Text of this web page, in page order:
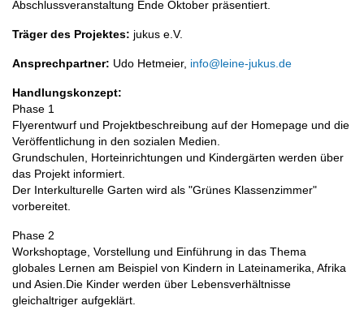
Abschlussveranstaltung Ende Oktober präsentiert.
Träger des Projektes: jukus e.V.
Ansprechpartner: Udo Hetmeier, info@leine-jukus.de
Handlungskonzept:
Phase 1
Flyerentwurf und Projektbeschreibung auf der Homepage und die
Veröffentlichung in den sozialen Medien.
Grundschulen, Horteinrichtungen und Kindergärten werden über
das Projekt informiert.
Der Interkulturelle Garten wird als "Grünes Klassenzimmer"
vorbereitet.
Phase 2
Workshoptage, Vorstellung und Einführung in das Thema
globales Lernen am Beispiel von Kindern in Lateinamerika, Afrika
und Asien.Die Kinder werden über Lebensverhältnisse
gleichaltriger aufgeklärt.